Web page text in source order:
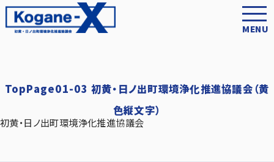
TopPage01-03 初黄・日ノ出町環境浄化推進協議会（黄
色縦文字）
初黄・日ノ出町環境浄化推進協議会
MENU